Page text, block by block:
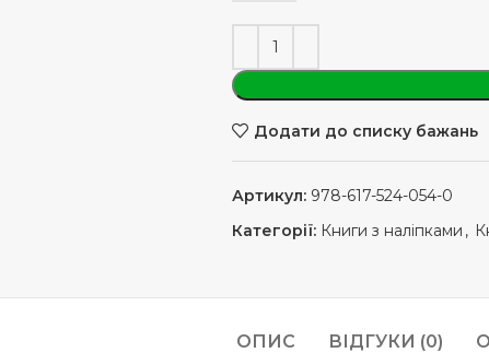
Додати до списку бажань
Артикул: 978-617-524-054-0
Категорії: Книги з наліпками ,
ОПИС ВІДГУКИ (0)